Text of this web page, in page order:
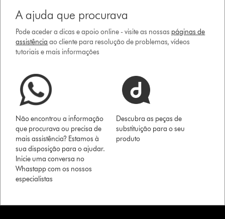
A ajuda que procurava
Pode aceder a dicas e apoio online - visite as nossas páginas de
assistência ao cliente para resolução de problemas, vídeos
tutoriais e mais informações
Não encontrou a informação
que procurava ou precisa de
mais assistência? Estamos à
sua disposição para o ajudar.
Inicie uma conversa no
Whastapp com os nossos
especialistas
Descubra as peças de
substituição para o seu
produto